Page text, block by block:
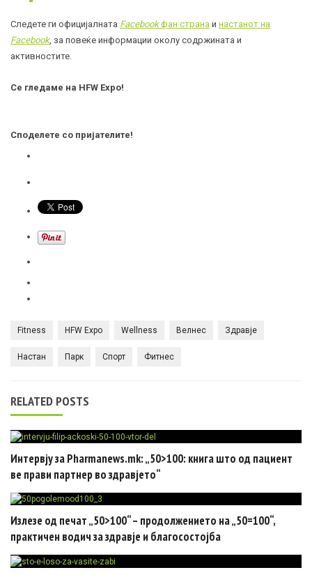
Следете ги официјалната Facebookфан страна и настанот на
Facebook, за повеќе информации околу содржината и
активностите.
Се гледаме на HFW Expo!
Споделете со пријателите!
Fitness HFW Expo Wellness Велнес Здравје
Настан Парк Спорт Фитнес
RELATED POSTS
Интервју за Pharmanews.mk: „50>100: книга што од пациент
ве прави партнер во здравјето“
Излезе од печат „50>100“ – продолжението на „50=100“,
практичен водич за здравје и благосостојба